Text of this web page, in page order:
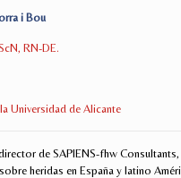
i Bou
RN-DE.
Universidad de Alicante
de SAPIENS-fhw Consultants,
heridas en España y latino